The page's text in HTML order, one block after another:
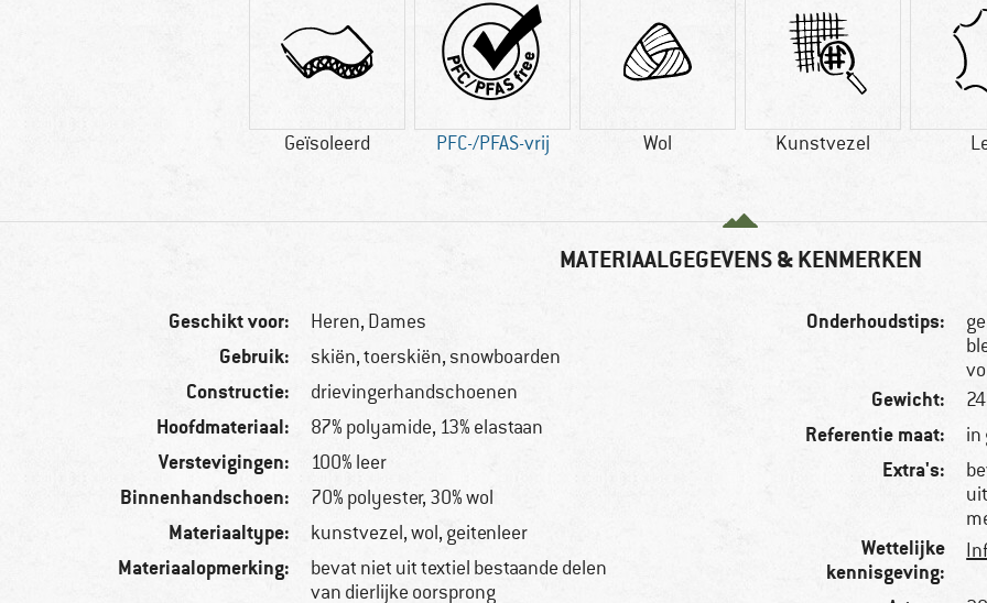
Geïsoleerd PFC-/PFAS-vrij Wol Kunstvezel
MATERIAALGEGEVENS & KENMERKEN
Geschikt voor: Heren, Dames
Gebruik: skiën, toerskiën, snowboarden
Constructie: drievingerhandschoenen
Hoofdmateriaal: 87% polyamide, 13% elastaan
Verstevigingen: 100% leer
Binnenhandschoen: 70% polyester, 30% wol
Materiaaltype: kunstvezel, wol, geitenleer
Materiaalopmerking:
bevat niet uit textiel bestaande delen
van dierlijke oorsprong
Onderhoudstips:
Gewicht:
Referentie maat: in
Extra's:
Wettelijke
kennisgeving: